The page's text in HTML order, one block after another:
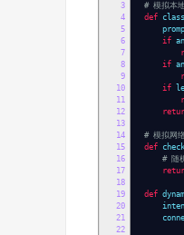
3
4
5
6
7
8
9
10
11
12
13
14
15
16
17
18
19
20
21
22
# 模拟本
def
if
if
if
# 模拟网
def
# 随
def